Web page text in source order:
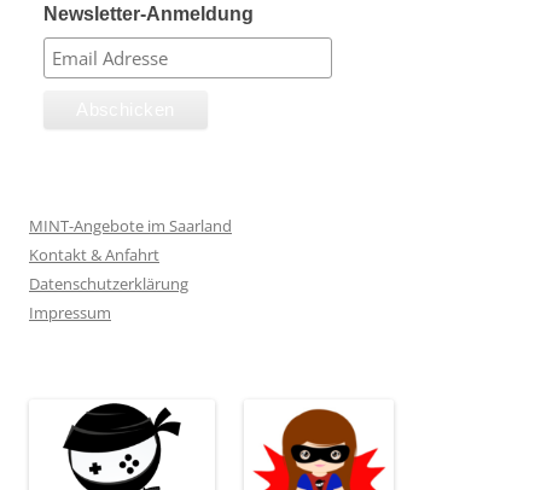
Newsletter-Anmeldung
MINT-Angebote im Saarland
Kontakt & Anfahrt
Datenschutzerklärung
Impressum